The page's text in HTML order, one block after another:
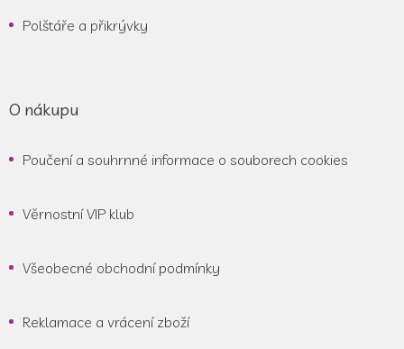
Polštáře a přikrývky
O nákupu
Poučení a souhrnné informace o souborech cookies
Věrnostní VIP klub
Všeobecné obchodní podmínky
Reklamace a vrácení zboží